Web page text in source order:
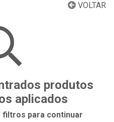
VOLTAR
produtos
aplicados
filtros para continuar